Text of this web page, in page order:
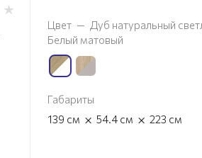
Цвет — Дуб натуральный
Белый матовый
Габариты
139 см × 54.4 см × 223 см